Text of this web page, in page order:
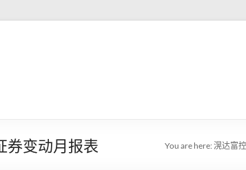
券变动月报表 You are here: 滉达富